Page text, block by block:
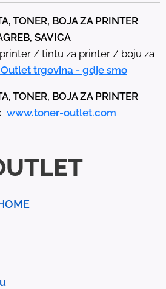
t
a
TONER, BOJA ZA PRINTER
SAVICA
/ tintu za printer / boju za
Outlet trgovina - gdje smo
TONER, BOJA ZA PRINTER
www.toner-outlet.com